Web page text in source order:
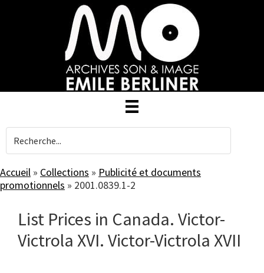
Accueil » Collections » Publicité et documents
promotionnels » 2001.0839.1-2
List Prices in Canada. Victor-
Victrola XVI. Victor-Victrola XVII